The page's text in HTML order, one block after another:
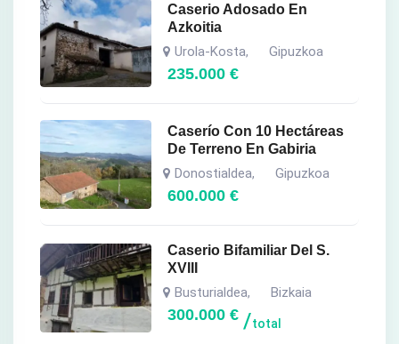
Caserio Adosado En
Azkoitia
Urola-Kosta, Gipuzkoa
235.000€
Caserío Con 10 Hectáreas
De Terreno En Gabiria
Donostialdea, Gipuzkoa
600.000€
Caserio Bifamiliar Del S.
XVIII
Busturialdea, Bizkaia
300.000€ total